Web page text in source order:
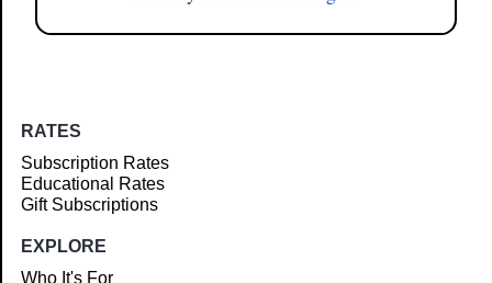
RATES
Subscription Rates
Educational Rates
Gift Subscriptions
EXPLORE
Who It's For